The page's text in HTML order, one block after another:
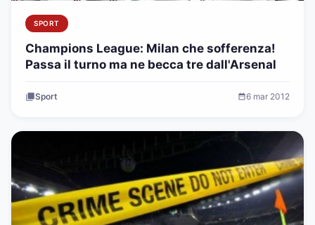
SPORT
Champions League: Milan che sofferenza!
Passa il turno ma ne becca tre dall'Arsenal
Sport 6 mar 2012